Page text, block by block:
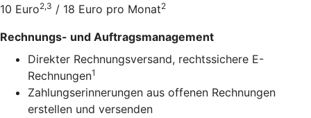
10 Euro2,3 / 18 Euro pro Monat2
Rechnungs- und Auftragsmanagement
Direkter Rechnungsversand, rechtssichere E-
Rechnungen1
Zahlungserinnerungen aus offenen Rechnungen
erstellen und versenden